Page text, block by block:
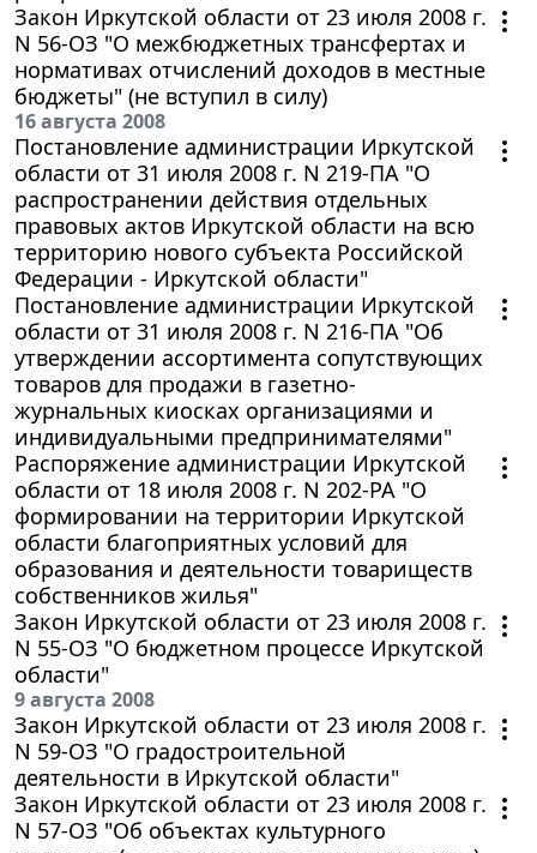
Закон Иркутской области от 23 июля 2008 г.
N 56-ОЗ "О межбюджетных трансфертах и
нормативах отчислений доходов в местные
бюджеты" (не вступил в силу)
16 августа 2008
Постановление администрации Иркутской
области от 31 июля 2008 г. N 219-ПА "О
распространении действия отдельных
правовых актов Иркутской области на всю
территорию нового субъекта Российской
Федерации - Иркутской области"
Постановление администрации Иркутской
области от 31 июля 2008 г. N 216-ПА "Об
утверждении ассортимента сопутствующих
товаров для продажи в газетно-
журнальных киосках организациями и
индивидуальными предпринимателями"
Распоряжение администрации Иркутской
области от 18 июля 2008 г. N 202-РА "О
формировании на территории Иркутской
области благоприятных условий для
образования и деятельности товариществ
собственников жилья"
Закон Иркутской области от 23 июля 2008 г.
N 55-ОЗ "О бюджетном процессе Иркутской
области"
9 августа 2008
Закон Иркутской области от 23 июля 2008 г.
N 59-ОЗ "О градостроительной
деятельности в Иркутской области"
Закон Иркутской области от 23 июля 2008 г.
N 57-ОЗ "Об объектах культурного